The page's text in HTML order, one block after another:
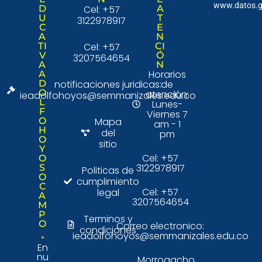
D
U
C
A
TI
V
A
A
D
O
L
F
O
H
O
Y
O
S
O
C
A
M
P
O
En
nu
Cel: +57
3122978917
Cel: +57
3207564654
notificaciones juridicas:
ieadolfohoyos@semmanizales.edu.co
Mapa
del
sitio
Politicas de
cumplimiento
legal
Terminos y
condiciones
A
T
E
N
CI
Ó
N
Horarios
de
atención:
Lunes-
Viernes 7
am - 1
pm
Cel: +57
3122978917
Cel: +57
3207564654
Correo electronico:
ieadolfohoyos@semmanizales.edu.co